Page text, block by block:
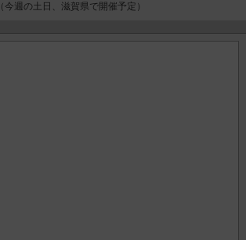
（今週の土日、滋賀県で開催予定）